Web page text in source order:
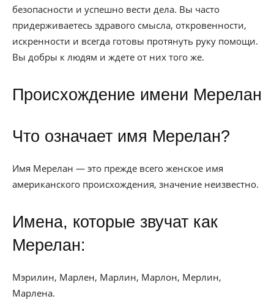
безопасности и успешно вести дела. Вы часто
придерживаетесь здравого смысла, откровенности,
искренности и всегда готовы протянуть руку помощи.
Вы добры к людям и ждете от них того же.
Происхождение имени Мерелан
Что означает имя Мерелан?
Имя Мерелан — это прежде всего женское имя
американского происхождения, значение неизвестно.
Имена, которые звучат как
Мерелан:
Мэрилин, Марлен, Марлин, Марлон, Мерлин,
Марлена.